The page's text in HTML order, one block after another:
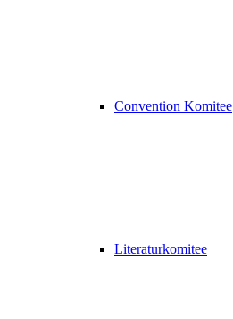
Convention Komitee
Literaturkomitee